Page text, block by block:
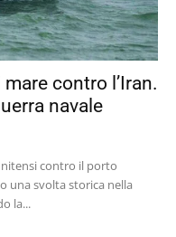
contro l’Iran.
navale
contro il porto
una svolta storica nella
la...